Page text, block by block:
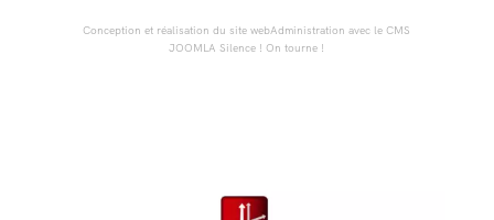
Conception et réalisation du site webAdministration avec le CMS
JOOMLA Silence ! On tourne !